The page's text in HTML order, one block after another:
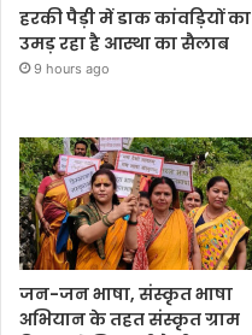
हरकी पैड़ी में डाक कांवड़ियों का
उमड़ रहा है आस्था का सैलाब
9 hours ago
जन-जन भाषा, संस्कृत भाषा
अभियान के तहत संस्कृत ग्राम